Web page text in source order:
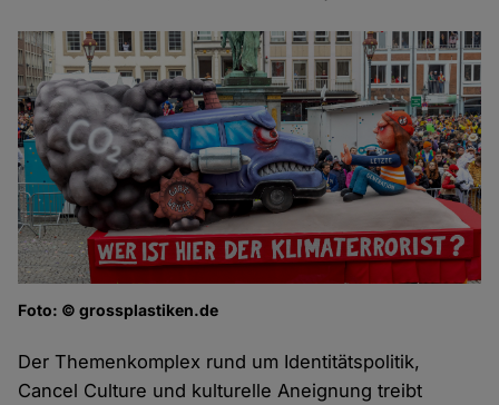
Foto: © grossplastiken.de
Der Themenkomplex rund um Identitätspolitik,
Cancel Culture und kulturelle Aneignung treibt